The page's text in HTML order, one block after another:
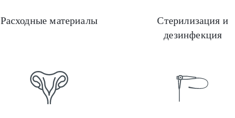
Расходные материалы
Стерилизация и
дезинфекция